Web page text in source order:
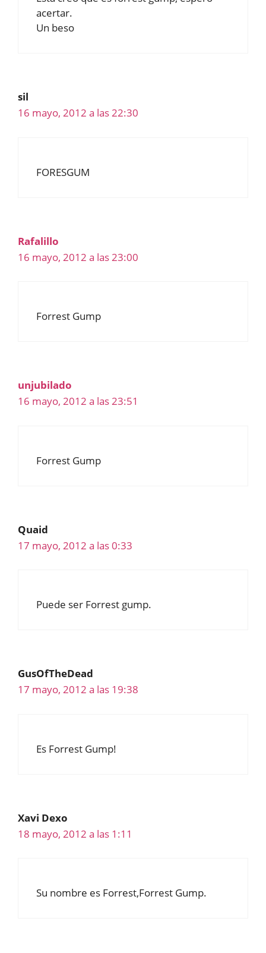
acertar.
Un beso
sil
16 mayo, 2012 a las 22:30
FORESGUM
Rafalillo
16 mayo, 2012 a las 23:00
Forrest Gump
unjubilado
16 mayo, 2012 a las 23:51
Forrest Gump
Quaid
17 mayo, 2012 a las 0:33
Puede ser Forrest gump.
GusOfTheDead
17 mayo, 2012 a las 19:38
Es Forrest Gump!
Xavi Dexo
18 mayo, 2012 a las 1:11
Su nombre es Forrest,Forrest Gump.